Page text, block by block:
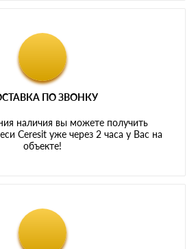
ПО ЗВОНКУ
наличия вы можете получить
Ceresit уже через 2 часа у Вас на
объекте!